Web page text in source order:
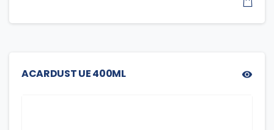
ACARDUST UE 400ML